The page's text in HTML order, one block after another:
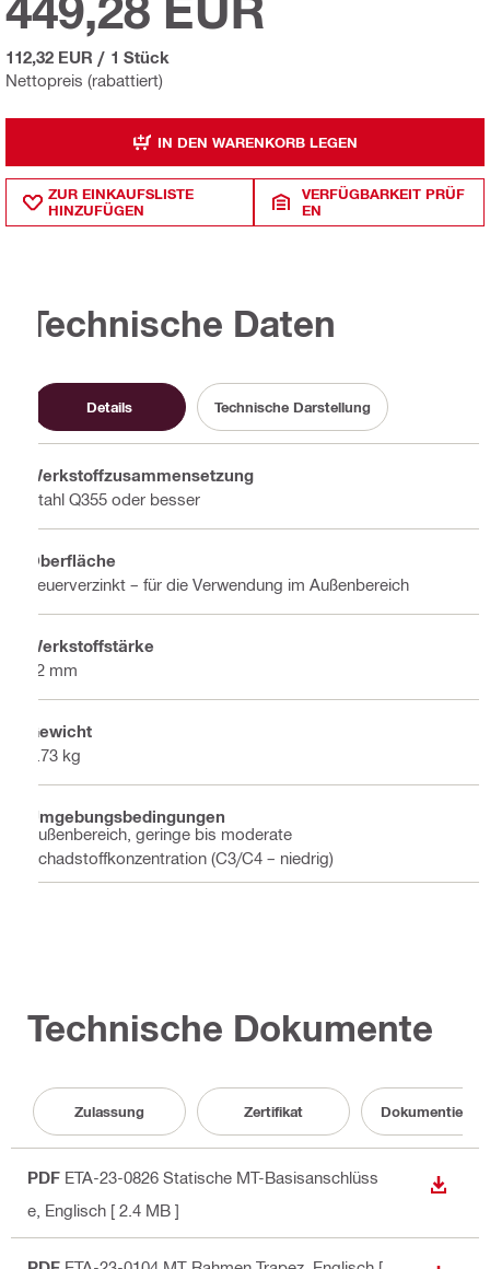
Nettopreis (rabattiert)
112,32 EUR / 1 Stück
IN DEN WARENKORB LEGEN
ZUR EINKAUFSLISTE
HINZUFÜGEN
VERFÜGBARKEIT PRÜF
EN
Technische Daten
Details Technische Darstellung
Werkstoffzusammensetzung
Stahl Q355 oder besser
Oberfläche
Feuerverzinkt – für die Verwendung im Außenbereich
Werkstoffstärke
12 mm
Gewicht
4.73 kg
Umgebungsbedingungen
Außenbereich, geringe bis moderate
Schadstoffkonzentration (C3/C4 – niedrig)
Technische Dokumente
Zulassung Zertifikat
PDF ETA-23-0826 Statische MT-Basisanschlüss
e , Englisch [ 2.4 MB ]